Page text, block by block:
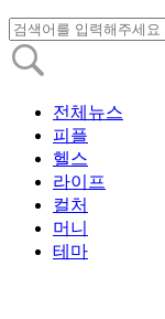
전체뉴스
피플
헬스
라이프
컬처
머니
테마